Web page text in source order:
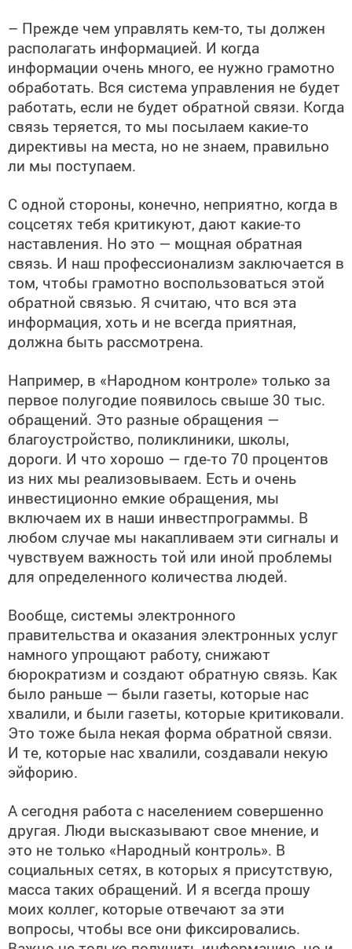
– Прежде чем управлять кем-то, ты должен
располагать информацией. И когда
информации очень много, ее нужно грамотно
обработать. Вся система управления не будет
работать, если не будет обратной связи. Когда
связь теряется, то мы посылаем какие-то
директивы на места, но не знаем, правильно
ли мы поступаем.
С одной стороны, конечно, неприятно, когда в
соцсетях тебя критикуют, дают какие-то
наставления. Но это — мощная обратная
связь. И наш профессионализм заключается в
том, чтобы грамотно воспользоваться этой
обратной связью. Я считаю, что вся эта
информация, хоть и не всегда приятная,
должна быть рассмотрена.
Например, в «Народном контроле» только за
первое полугодие появилось свыше 30 тыс.
обращений. Это разные обращения —
благоустройство, поликлиники, школы,
дороги. И что хорошо — где-то 70 процентов
из них мы реализовываем. Есть и очень
инвестиционно емкие обращения, мы
включаем их в наши инвестпрограммы. В
любом случае мы накапливаем эти сигналы и
чувствуем важность той или иной проблемы
для определенного количества людей.
Вообще, системы электронного
правительства и оказания электронных услуг
намного упрощают работу, снижают
бюрократизм и создают обратную связь. Как
было раньше — были газеты, которые нас
хвалили, и были газеты, которые критиковали.
Это тоже была некая форма обратной связи.
И те, которые нас хвалили, создавали некую
эйфорию.
А сегодня работа с населением совершенно
другая. Люди высказывают свое мнение, и
это не только «Народный контроль». В
социальных сетях, в которых я присутствую,
масса таких обращений. И я всегда прошу
моих коллег, которые отвечают за эти
вопросы, чтобы все они фиксировались.